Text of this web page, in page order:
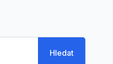
Hledat